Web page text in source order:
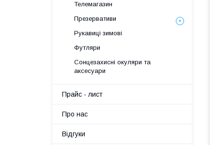
Телемагазин
Презервативи
Рукавиці зимові
Футляри
Сонцезахисні окуляри та
аксесуари
Прайс - лист
Про нас
Вiдгуки